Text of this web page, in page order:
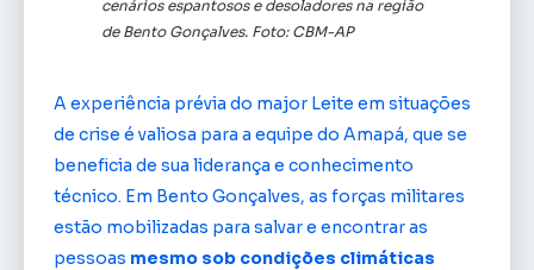
cenários espantosos e desoladores na região
de Bento Gonçalves. Foto: CBM-AP
A experiência prévia do major Leite em situações
de crise é valiosa para a equipe do Amapá, que se
beneficia de sua liderança e conhecimento
técnico. Em Bento Gonçalves, as forças militares
estão mobilizadas para salvar e encontrar as
pessoas mesmo sob condições climáticas